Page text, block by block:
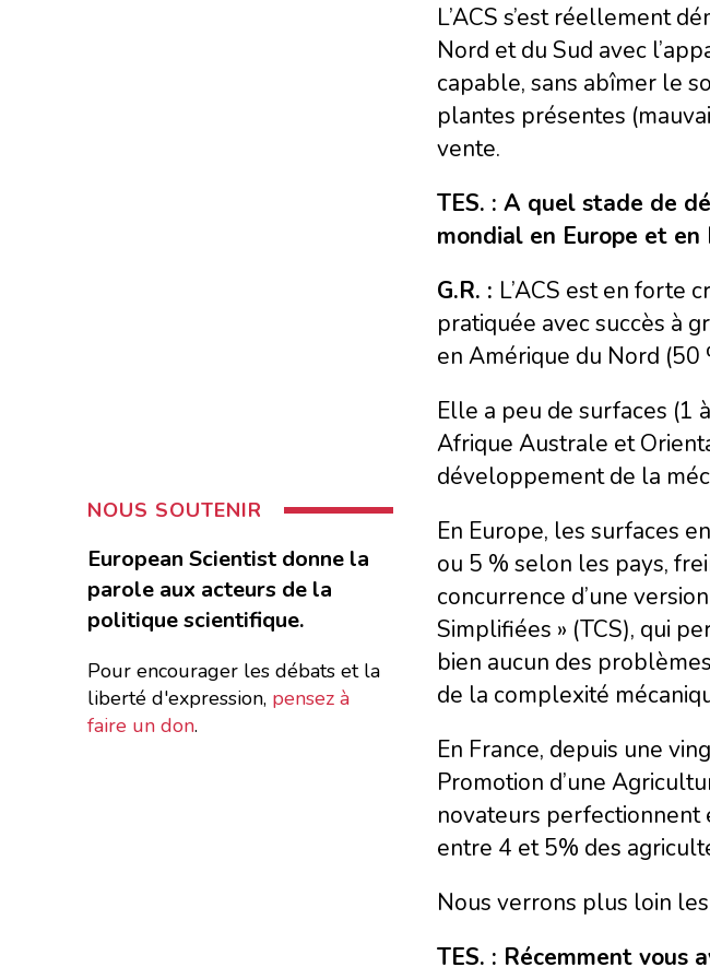
L’ACS s’est réellement
Nord et du Sud avec
capable, sans abîmer le
plantes présentes
vente.
TES. : A quel stade de
mondial en Europe et en
G.R. : L’ACS est en forte
pratiquée avec succès à
en Amérique du Nord (50
Elle a peu de surfaces (1
Afrique Australe et
développement de la
En Europe, les surfaces
ou 5 % selon les pays,
concurrence d’une
Simplifiées » (TCS), qui
bien aucun des
de la complexité
En France, depuis une
Promotion d’une
novateurs perfectionnent
entre 4 et 5% des
Nous verrons plus loin
TES. : Récemment vous
NOUS SOUTENIR
European Scientist donne la
parole aux acteurs de la
politique scientifique.
Pour encourager les débats et la
liberté d'expression, pensez à
faire un don.